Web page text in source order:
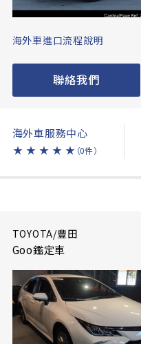
海外車進口流程說明
聯絡我們
海外車服務中心
★ ★ ★ ★ ★ （0件）
TOYOTA/豐田
Goo鑑定車